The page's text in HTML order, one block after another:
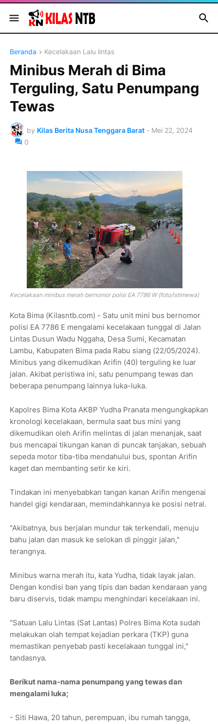
Beranda Kecelakaan Lalu lintas
Minibus Merah di Bima
Terguling, Satu Penumpang
Tewas
by Kilas Berita Nusa Tenggara Barat - Mei 22, 2024
0
Kecelakaan minibus merah bernomor polisi EA 7786 W (foto/istimewa)
Kota Bima (Kilasntb.com) - Satu unit mini bus bernomor
polisi EA 7786 E mengalami kecelakaan tunggal di Jalan
Lintas Dusun Wadu Nggaha, Desa Sumi, Kecamatan
Lambu, Kabupaten Bima pada Rabu siang (22/05/2024).
Minibus yang dikemudikan Arifin (40) terguling ke luar
jalan. Akibat peristiwa ini, satu penumpang tewas dan
beberapa penumpang lainnya luka-luka.
Kapolres Bima Kota AKBP Yudha Pranata mengungkapkan
kronologi kecelakaan, bermula saat bus mini yang
dikemudikan oleh Arifin melintas di jalan menanjak, saat
bus mencapai tikungan kanan di puncak tanjakan, sebuah
sepeda motor tiba-tiba mendahului bus, spontan Arifin
kaget dan membanting setir ke kiri.
Tindakan ini menyebabkan tangan kanan Arifin mengenai
handel gigi kendaraan, memindahkannya ke posisi netral.
"Akibatnya, bus berjalan mundur tak terkendali, menuju
bahu jalan dan masuk ke selokan di pinggir jalan,"
terangnya.
Minibus warna merah itu, kata Yudha, tidak layak jalan.
Dengan kondisi ban yang tipis dan badan kendaraan yang
baru diservis, tidak mampu menghindari kecelakaan ini.
"Satuan Lalu Lintas (Sat Lantas) Polres Bima Kota sudah
melakukan olah tempat kejadian perkara (TKP) guna
memastikan penyebab pasti kecelakaan tunggal ini,"
tandasnya.
Berikut nama-nama penumpang yang tewas dan
mengalami luka;
- Siti Hawa, 20 tahun, perempuan, ibu rumah tangga,